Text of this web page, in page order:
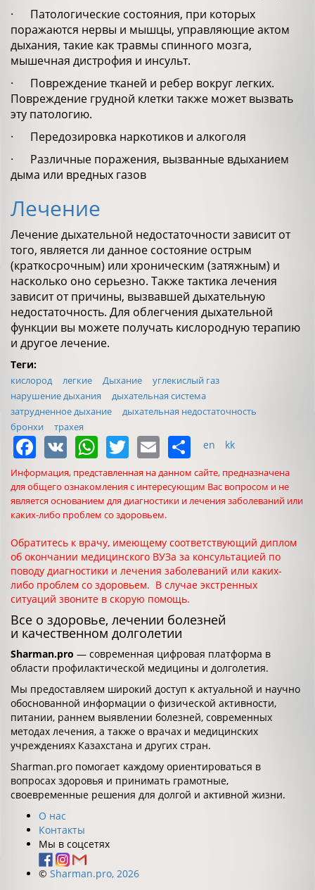
· Патологические состояния, при которых
поражаются нервы и мышцы, управляющие актом
дыхания, такие как травмы спинного мозга,
мышечная дистрофия и инсульт.
· Повреждение тканей и ребер вокруг легких.
Повреждение грудной клетки также может вызвать
эту патологию.
· Передозировка наркотиков и алкоголя
· Различные поражения, вызванные вдыханием
дыма или вредных газов
Лечение
Лечение дыхательной недостаточности зависит от
того, является ли данное состояние острым
(краткосрочным) или хроническим (затяжным) и
насколько оно серьезно. Также тактика лечения
зависит от причины, вызвавшей дыхательную
недостаточность. Для облегчения дыхательной
функции вы можете получать кислородную терапию
и другое лечение.
Теги:
кислород легкие Дыхание
углекислый газ
нарушение дыхания
дыхательная система
затрудненное дыхание
дыхательная недостаточность
бронхи
трахея
Facebook
VK WhatsApp
TwitterEmailShare
en kk
Информация, представленная на данном сайте, предназначена
для общего ознакомления с интересующим Вас вопросом и не
является основанием для диагностики и лечения заболеваний или
каких-либо проблем со здоровьем.
Обратитесь к врачу, имеющему соответствующий диплом
об окончании медицинского ВУЗа за консультацией по
поводу диагностики и лечения заболеваний или каких-
либо проблем со здоровьем. В случае экстренных
ситуаций звоните в скорую помощь.
Все о здоровье, лечении болезней
и качественном долголетии
Sharman.pro — современная цифровая платформа в
области профилактической медицины и долголетия.
Мы предоставляем широкий доступ к актуальной и научно
обоснованной информации о физической активности,
питании, раннем выявлении болезней, современных
методах лечения, а также о врачах и медицинских
учреждениях Казахстана и других стран.
Sharman.pro помогает каждому ориентироваться в
вопросах здоровья и принимать грамотные,
своевременные решения для долгой и активной жизни.
О нас
Контакты
Мы в соцсетях
© Sharman.pro, 2026